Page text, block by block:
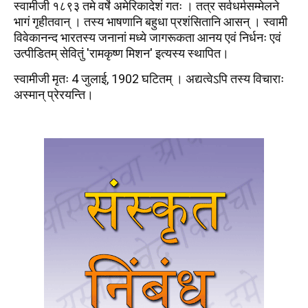
स्वामीजी १८९३ तमे वर्षे अमेरिकादेशं गतः । तत्र सर्वधर्मसम्मेलने
भागं गृहीतवान् । तस्य भाषणानि बहुधा प्रशंसितानि आसन् । स्वामी
विवेकानन्द भारतस्य जनानां मध्ये जागरूकता आनय एवं निर्धनः एवं
उत्पीडितम् सेवितुं 'रामकृष्ण मिशन' इत्यस्य स्थापित।
स्वामीजी मृतः 4 जुलाई, 1902 घटितम् । अद्यत्वेऽपि तस्य विचाराः
अस्मान् प्रेरयन्ति।